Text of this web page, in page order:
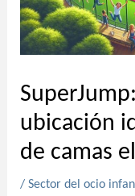
ubicación
de camas
/ Sector del ocio